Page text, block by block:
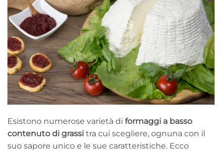
Esistono numerose varietà di formaggi a basso
contenuto di grassi tra cui scegliere, ognuna con il
suo sapore unico e le sue caratteristiche. Ecco